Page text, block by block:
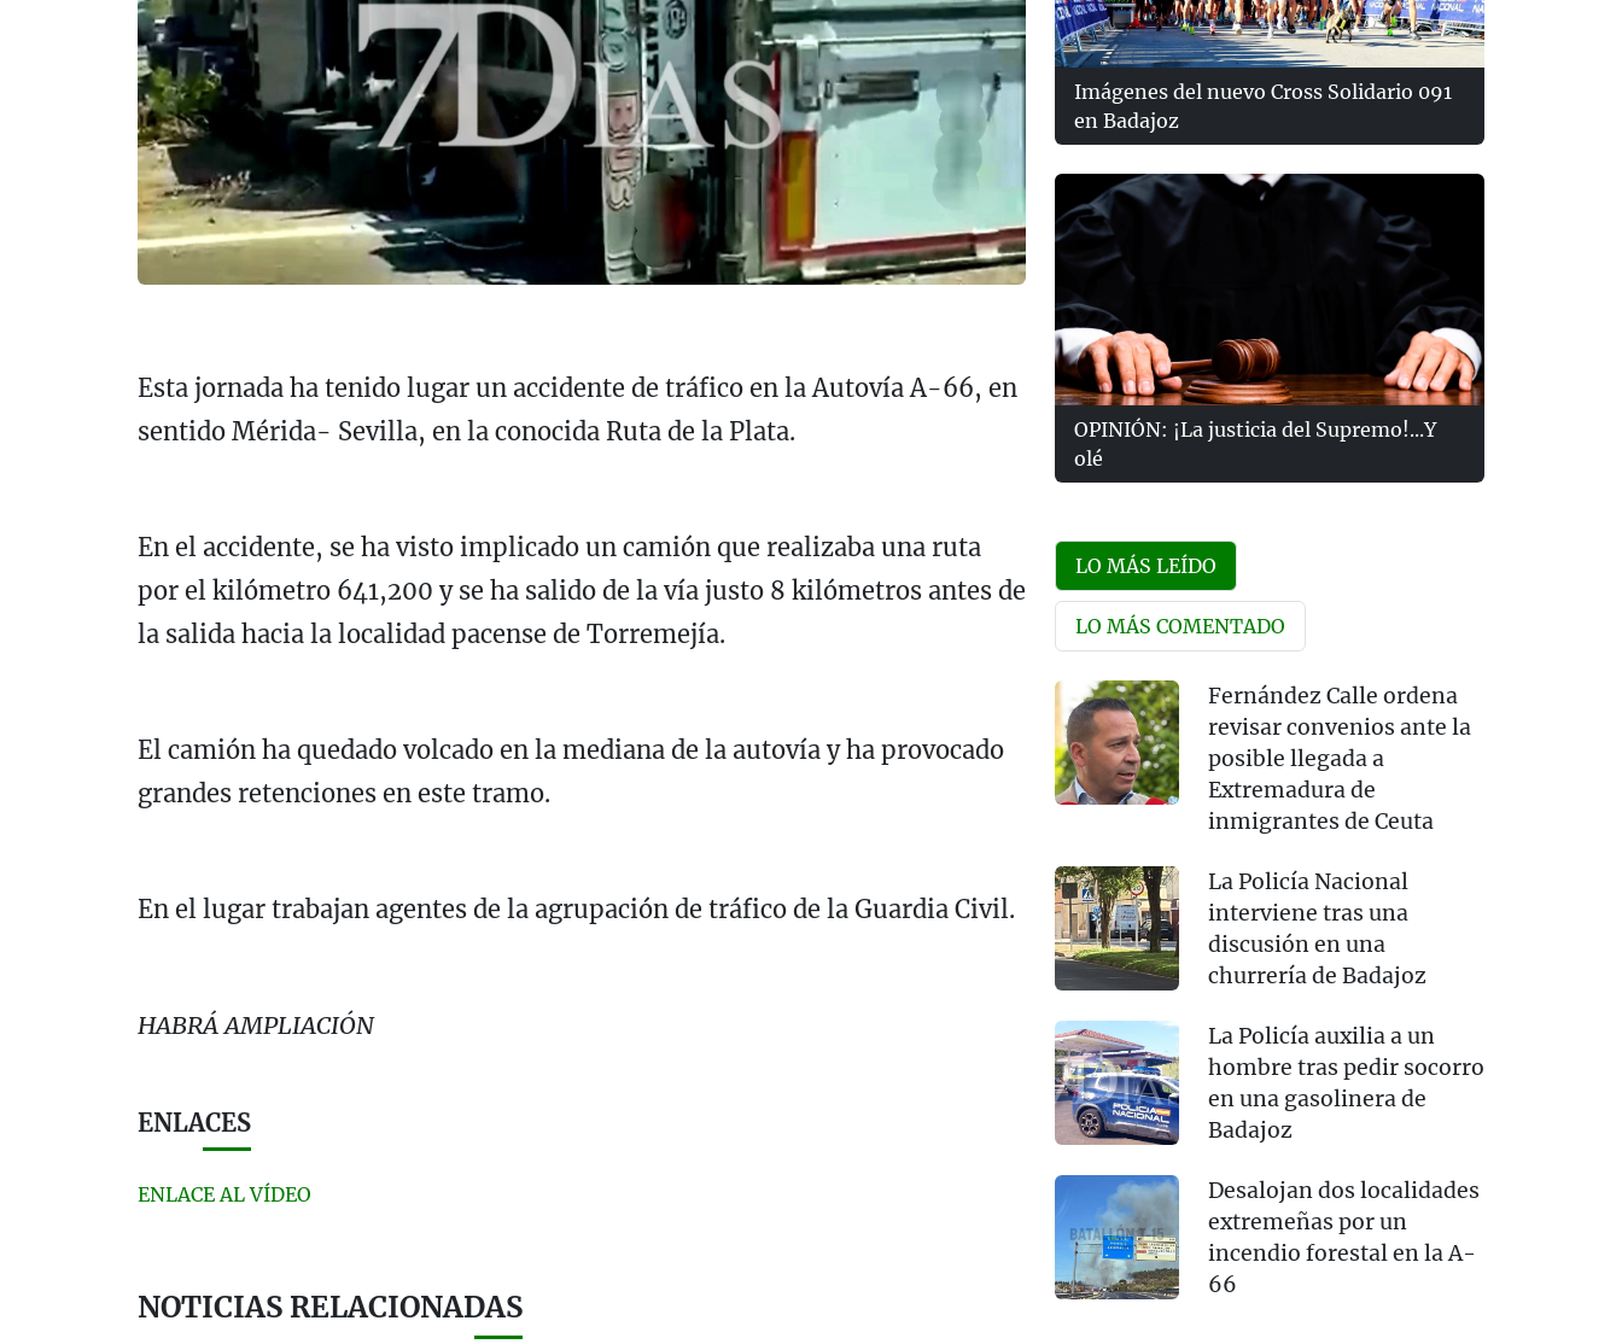
Esta jornada ha tenido lugar un accidente de tráfico en la Autovía A-66, en
sentido Mérida- Sevilla, en la conocida Ruta de la Plata.
En el accidente, se ha visto implicado un camión que realizaba una ruta
por el kilómetro 641,200 y se ha salido de la vía justo 8 kilómetros antes de
la salida hacia la localidad pacense de Torremejía.
El camión ha quedado volcado en la mediana de la autovía y ha provocado
grandes retenciones en este tramo.
En el lugar trabajan agentes de la agrupación de tráfico de la Guardia Civil.
HABRÁ AMPLIACIÓN
ENLACES
ENLACE AL VÍDEO
NOTICIAS RELACIONADAS
Imágenes del nuevo Cross Solidario 091
en Badajoz
OPINIÓN: ¡La justicia del Supremo!...Y
olé
LO MÁS LEÍDO
LO MÁS COMENTADO
Fernández Calle ordena
revisar convenios ante la
posible llegada a
Extremadura de
inmigrantes de Ceuta
La Policía Nacional
interviene tras una
discusión en una
churrería de Badajoz
La Policía auxilia a un
hombre tras pedir socorro
en una gasolinera de
Badajoz
Desalojan dos localidades
extremeñas por un
incendio forestal en la A-
66